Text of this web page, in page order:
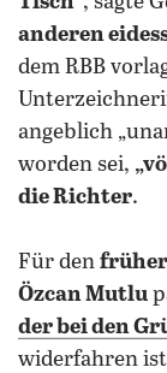
anderen
dem RBB
angeblich
worden sei,
die Richter.
Für den
Özcan Mutlu
der bei den
widerfahren